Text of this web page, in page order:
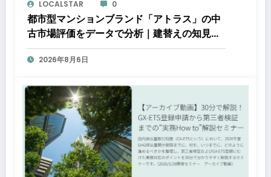
LOCALSTAR 0
都市型マンションブランド「アトラス」の中
古市場評価をデータで分析｜建替えの知見、
都心好立地、開発思想が支えるブランド価値
2026年8月6日